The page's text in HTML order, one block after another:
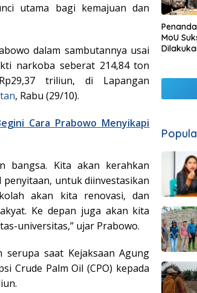
utama bagi kemajuan dan
dalam sambutannya usai
narkoba seberat 214,84 ton
triliun, di Lapangan
, Rabu (29/10).
Cara Prabowo Menyikapi
bangsa. Kita akan kerahkan
untuk diinvestasikan
akan kita renovasi, dan
Ke depan juga akan kita
universitas,” ujar Prabowo.
serupa saat Kejaksaan Agung
Crude Palm Oil (CPO) kepada
MoU
Ngoerah